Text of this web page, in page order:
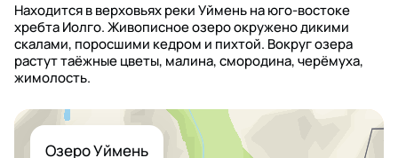
Находится в верховьях реки Уймень на юго-востоке
хребта Иолго. Живописное озеро окружено дикими
скалами, поросшими кедром и пихтой. Вокруг озера
растут таёжные цветы, малина, смородина, черёмуха,
жимолость.
Озеро Уймень